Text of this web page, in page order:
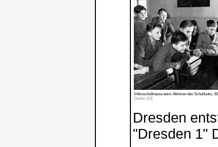
Volksschulklasse beim Abhören des Schulfunks,
Quelle: [13]
Dresden
"Dresden 1"